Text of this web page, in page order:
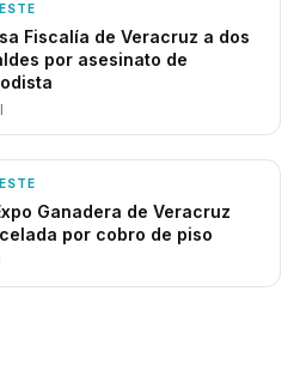
Fiscalía de Veracruz a dos
por asesinato de
Ganadera de Veracruz
por cobro de piso